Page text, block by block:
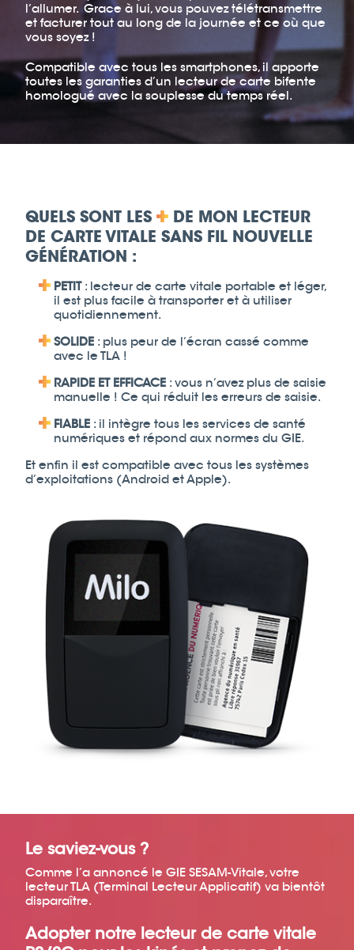
l’allumer. Grace à lui, vous pouvez télétransmettre
et facturer tout au long de la journée et ce où que
vous soyez !
Compatible avec tous les smartphones, il apporte
toutes les garanties d’un lecteur de carte bifente
homologué avec la souplesse du temps réel.
QUELS SONT LES
DE MON LECTEUR
DE CARTE VITALE SANS FIL NOUVELLE
GÉNÉRATION :
PETIT: lecteur de carte vitale portable et léger,
il est plus facile à transporter et à utiliser
quotidiennement.
SOLIDE : plus peur de l’écran cassé comme
avec le TLA !
RAPIDE ET EFFICACE : vous n’avez plus de saisie
manuelle ! Ce qui réduit les erreurs de saisie.
FIABLE : il intègre tous les services de santé
numériques et répond aux normes du GIE.
Et enfin il est compatible avec tous les systèmes
d’exploitations (Android et Apple).
Le saviez-vous ?
Comme l’a annoncé le GIE SESAM-Vitale, votre
lecteur TLA (Terminal Lecteur Applicatif) va bientôt
disparaître.
Adopter notre lecteur de carte vitale